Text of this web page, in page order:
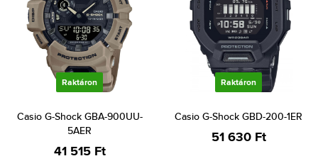
Raktáron
Casio G-Shock GBA-900UU-
5AER
41 515 Ft
Raktáron
Casio G-Shock GBD-200-1ER
51 630 Ft